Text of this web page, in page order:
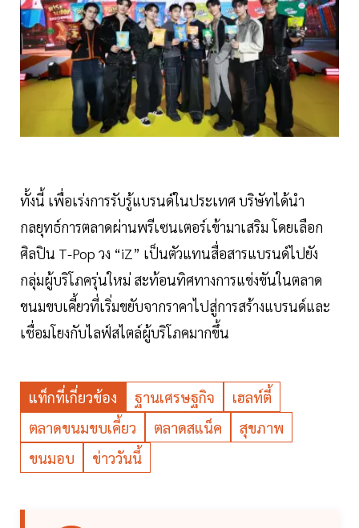
ทั้งนี้ เพื่อเร่งการรับรู้แบรนด์ในประเทศ บริษัทได้นำ
กลยุทธ์การตลาดผ่านพรีเซนเตอร์เข้ามาเสริม โดยเลือก
ศิลปิน T-Pop วง “iZ” เป็นตัวแทนสื่อสารแบรนด์ไปยัง
กลุ่มผู้บริโภครุ่นใหม่ สะท้อนทิศทางการแข่งขันในตลาด
ขนมขบเคี้ยวที่เริ่มขยับจากราคาไปสู่การสร้างแบรนด์และ
เชื่อมโยงกับไลฟ์สไตล์ผู้บริโภคมากขึ้น
แท็กที่เกี่ยวข้อง ฐานเศรษฐกิจ
เฮลท์ตี้
ตลาดขนมขบเคี้ยว
ตลาดสแน็ค
สุขภาพ
ขนมอบ
ข่าววันนี้